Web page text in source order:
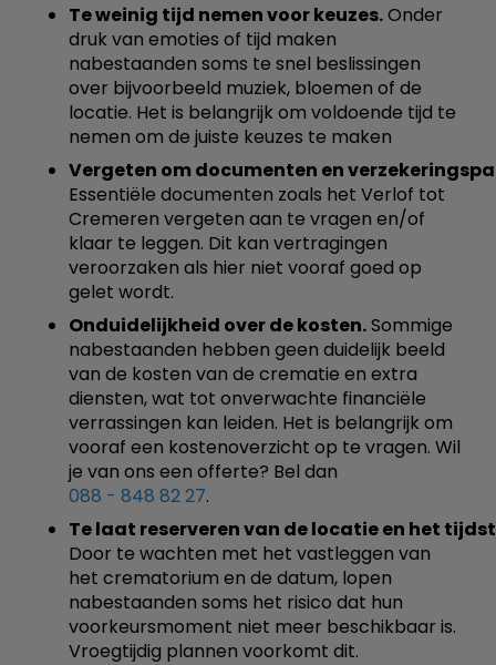
Te weinig tijd nemen voor keuzes.Onder
druk van emoties of tijd maken
nabestaanden soms te snel beslissingen
over bijvoorbeeld muziek, bloemen of de
locatie. Het is belangrijk om voldoende tijd te
nemen om de juiste keuzes te maken
Vergeten om documenten en
Essentiële documenten zoals het Verlof tot
Cremeren vergeten aan te vragen en/of
klaar te leggen. Dit kan vertragingen
veroorzaken als hier niet vooraf goed op
gelet wordt.
Onduidelijkheid over de kosten.Sommige
nabestaanden hebben geen duidelijk beeld
van de kosten van de crematie en extra
diensten, wat tot onverwachte financiële
verrassingen kan leiden. Het is belangrijk om
vooraf een kostenoverzicht op te vragen. Wil
je van ons een offerte? Bel dan
088 - 848 82 27.
Te laat reserveren van de locatie en het
Door te wachten met het vastleggen van
het crematorium en de datum, lopen
nabestaanden soms het risico dat hun
voorkeursmoment niet meer beschikbaar is.
Vroegtijdig plannen voorkomt dit.